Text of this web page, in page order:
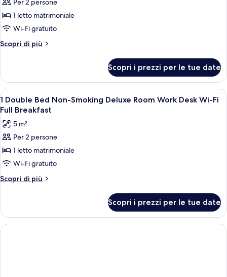
Per 2 persone
1 letto matrimoniale
Wi-Fi gratuito
Scopri di più
Altri
Superior,
letto
matrimoniale,
vista
mare
Friendly)
Scopri i prezzi per le tue date
Apri
tutte
le
foto
per
1
Double
Bed
Deluxe
Room
Work
Una camera d'albergo con un letto,
6
1 Double Bed Non-Smoking Deluxe Room Work Desk Wi-Fi
Full Breakfast
5 m²
Per 2 persone
1 letto matrimoniale
Wi-Fi gratuito
Scopri di più
Altri
Double
Bed
Non-
Scopri i prezzi per le tue date